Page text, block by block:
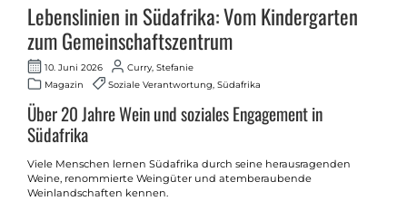
Lebenslinien in Südafrika: Vom Kindergarten
zum Gemeinschaftszentrum
10. Juni 2026
Curry, Stefanie
Magazin
Soziale Verantwortung, Südafrika
Über 20 Jahre Wein und soziales Engagement in
Südafrika
Viele Menschen lernen Südafrika durch seine herausragenden
Weine, renommierte Weingüter und atemberaubende
Weinlandschaften kennen.